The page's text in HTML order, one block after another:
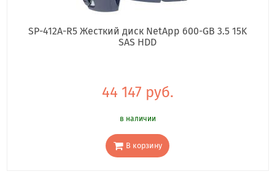
SP-412A-R5 Жесткий диск NetApp 600-GB 3.5 15K
SAS HDD
44 147 руб.
в наличии
В корзину